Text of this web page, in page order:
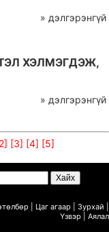
» дэлгэрэнгүй
ХЭЛМЭГДЭЖ,
» дэлгэрэнгүй
[3] [4] [5]
төлбөр Цаг агаар Зурхай
Үзвэр Аялал